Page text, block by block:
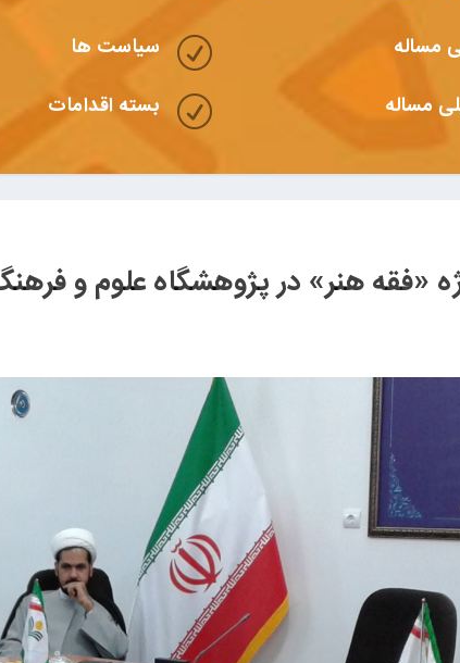
مساله
مساله
R سیاست ها
R بسته اقدامات
«فقه هنر» در پژوهشگاه علوم و